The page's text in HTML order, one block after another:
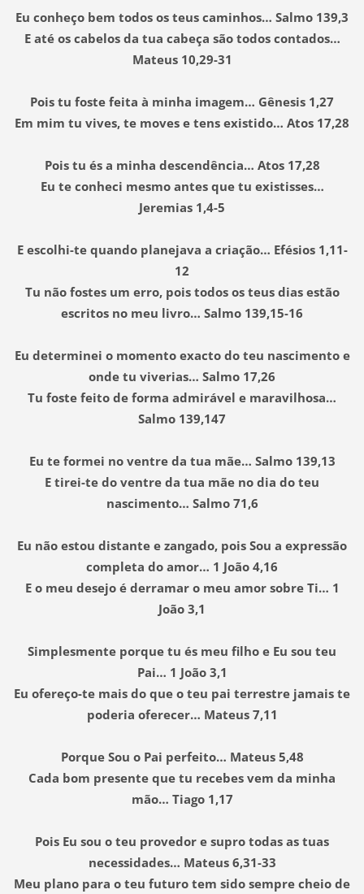
Eu conheço bem todos os teus caminhos… Salmo 139,3
E até os cabelos da tua cabeça são todos contados…
Mateus 10,29-31
Pois tu foste feita à minha imagem… Gênesis 1,27
Em mim tu vives, te moves e tens existido… Atos 17,28
Pois tu és a minha descendência… Atos 17,28
Eu te conheci mesmo antes que tu existisses…
Jeremias 1,4-5
E escolhi-te quando planejava a criação… Efésios 1,11-
12
Tu não fostes um erro, pois todos os teus dias estão
escritos no meu livro… Salmo 139,15-16
Eu determinei o momento exacto do teu nascimento e
onde tu viverias… Salmo 17,26
Tu foste feito de forma admirável e maravilhosa…
Salmo 139,147
Eu te formei no ventre da tua mãe… Salmo 139,13
E tirei-te do ventre da tua mãe no dia do teu
nascimento… Salmo 71,6
Eu não estou distante e zangado, pois Sou a expressão
completa do amor… 1 João 4,16
E o meu desejo é derramar o meu amor sobre Ti… 1
João 3,1
Simplesmente porque tu és meu filho e Eu sou teu
Pai… 1 João 3,1
Eu ofereço-te mais do que o teu pai terrestre jamais te
poderia oferecer… Mateus 7,11
Porque Sou o Pai perfeito… Mateus 5,48
Cada bom presente que tu recebes vem da minha
mão… Tiago 1,17
Pois Eu sou o teu provedor e supro todas as tuas
necessidades… Mateus 6,31-33
Meu plano para o teu futuro tem sido sempre cheio de